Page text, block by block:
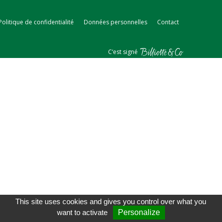
de confidentialité Données personnelles Contact
C‘est signé
This site uses cookies and gives you control over what you
want to activate
Personalize